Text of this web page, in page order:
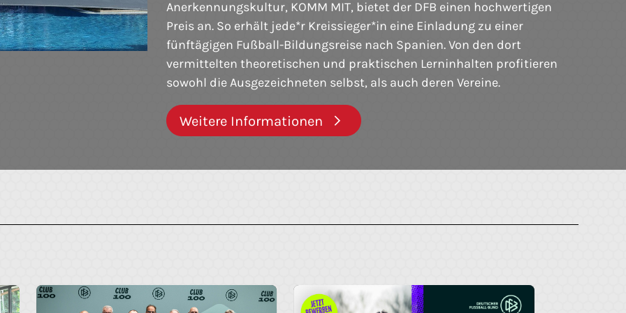
Anerkennungskultur, KOMM MIT, bietet der DFB einen hochwertigen
Preis an. So erhält jede*r Kreissieger*in eine Einladung zu einer
fünftägigen Fußball-Bildungsreise nach Spanien. Von den dort
vermittelten theoretischen und praktischen Lerninhalten profitieren
sowohl die Ausgezeichneten selbst, als auch deren Vereine.
Weitere Informationen